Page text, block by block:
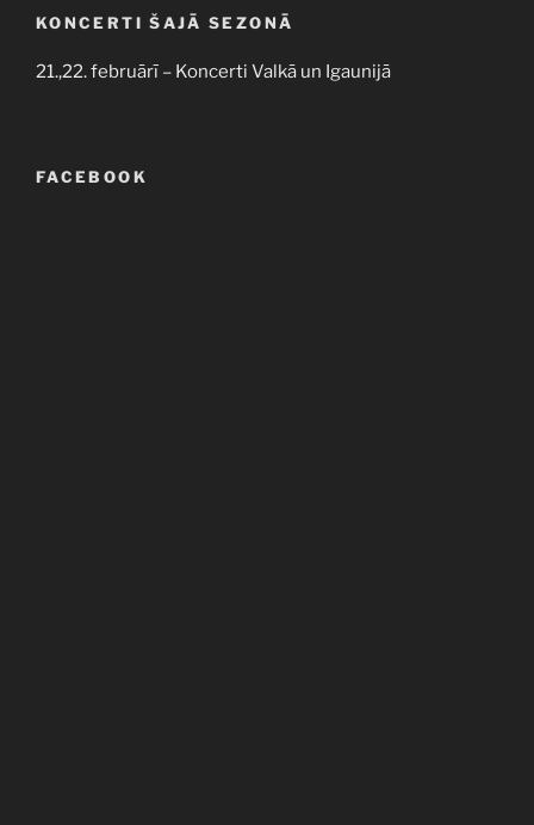
KONCERTI ŠAJĀ SEZONĀ
21.,22. februārī – Koncerti Valkā un Igaunijā
FACEBOOK